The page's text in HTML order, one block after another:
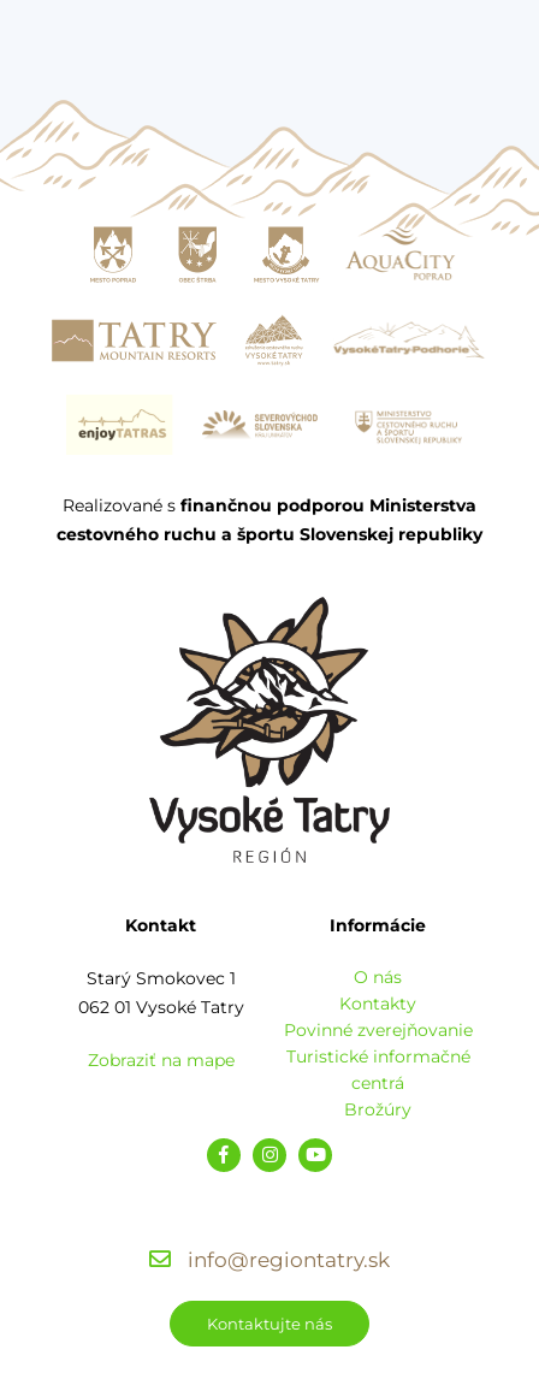
Realizované s finančnou podporou Ministerstva
cestovného ruchu a športu Slovenskej republiky
Kontakt
Starý Smokovec 1
062 01 Vysoké Tatry
Zobraziť na mape
Informácie
O nás
Kontakty
Povinné zverejňovanie
Turistické informačné
centrá
Brožúry
info@regiontatry.sk
Kontaktujte nás